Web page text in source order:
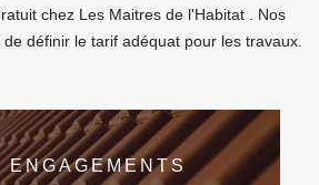
chez Les Maitres de l'Habitat . Nos
de définir le tarif adéquat pour les travaux.
ENGAGEMENTS